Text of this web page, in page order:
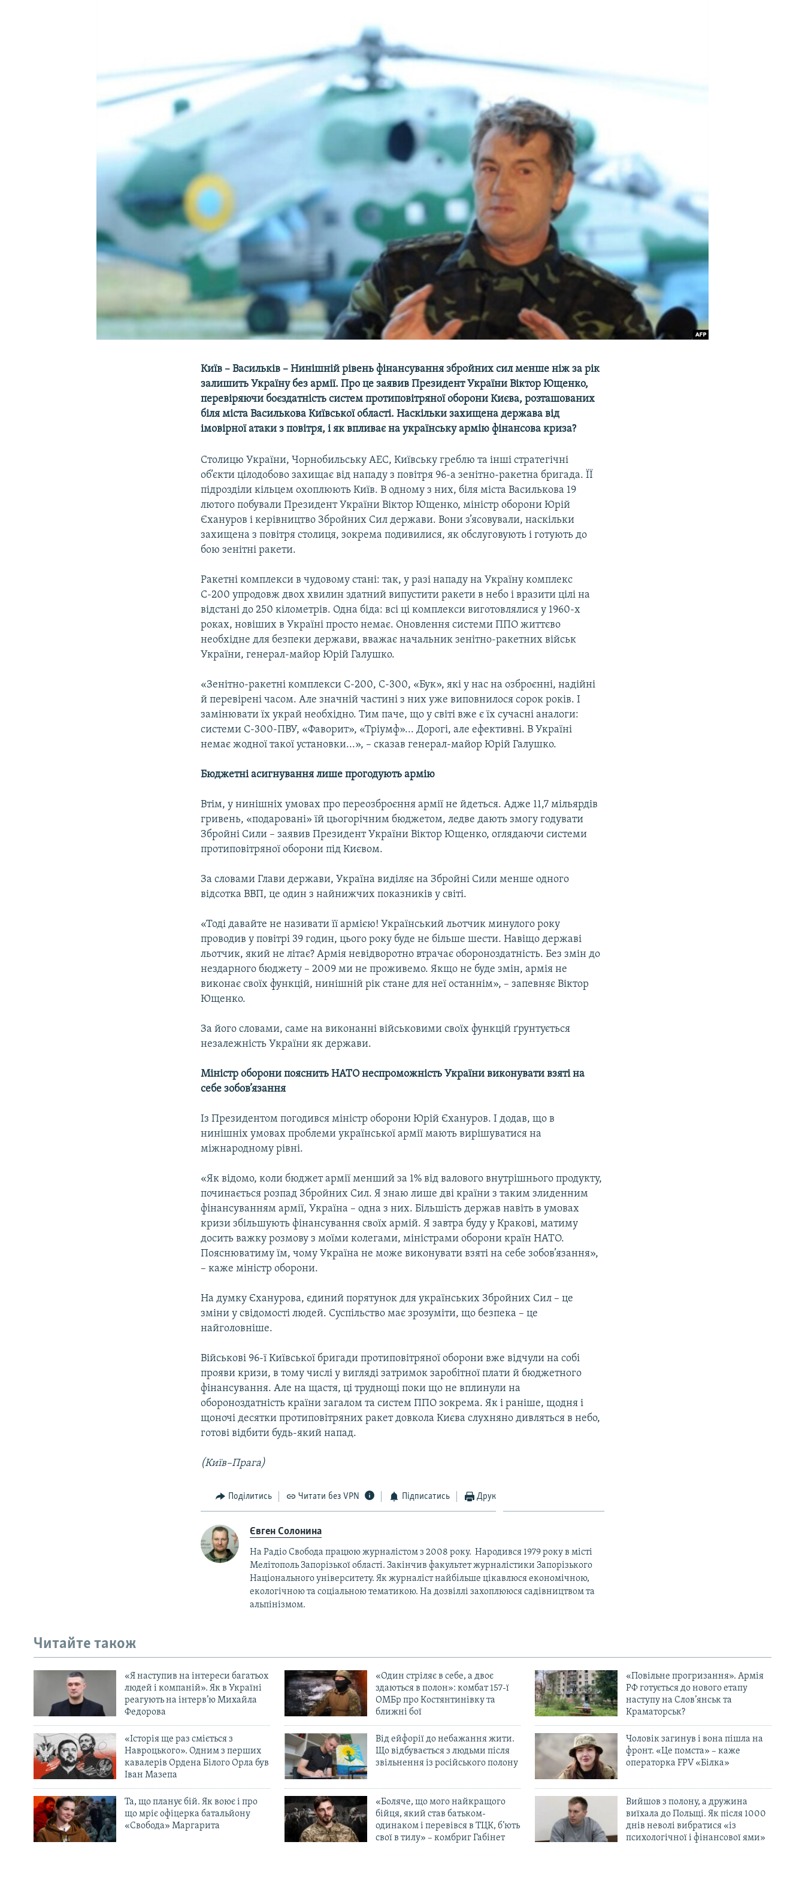
Київ – Васильків – Нинішній рівень фінансування збройних сил менше ніж за рік
залишить Україну без армії. Про це заявив Президент України Віктор Ющенко,
перевіряючи боєздатність систем протиповітряної оборони Києва, розташованих
біля міста Василькова Київської області. Наскільки захищена держава від
імовірної атаки з повітря, і як впливає на українську армію фінансова криза?
Столицю України, Чорнобильську АЕС, Київську греблю та інші стратегічні
об’єкти цілодобово захищає від нападу з повітря 96-а зенітно-ракетна бригада. ЇЇ
підрозділи кільцем охоплюють Київ. В одному з них, біля міста Василькова 19
лютого побували Президент України Віктор Ющенко, міністр оборони Юрій
Єхануров і керівництво Збройних Сил держави. Вони з’ясовували, наскільки
захищена з повітря столиця, зокрема подивилися, як обслуговують і готують до
бою зенітні ракети.
Ракетні комплекси в чудовому стані: так, у разі нападу на Україну комплекс
С-200 упродовж двох хвилин здатний випустити ракети в небо і вразити цілі на
відстані до 250 кілометрів. Одна біда: всі ці комплекси виготовлялися у 1960-х
роках, новіших в Україні просто немає. Оновлення системи ППО життєво
необхідне для безпеки держави, вважає начальник зенітно-ракетних військ
України, генерал-майор Юрій Галушко.
«Зенітно-ракетні комплекси С-200, С-300, «Бук», які у нас на озброєнні, надійні
й перевірені часом. Але значній частині з них уже виповнилося сорок років. І
замінювати їх украй необхідно. Тим паче, що у світі вже є їх сучасні аналоги:
системи С-300-ПВУ, «Фаворит», «Тріумф»... Дорогі, але ефективні. В Україні
немає жодної такої установки...», – сказав генерал-майор Юрій Галушко.
Бюджетні асигнування лише прогодують армію
Втім, у нинішніх умовах про переозброєння армії не йдеться. Адже 11,7 мільярдів
гривень, «подаровані» їй цьогорічним бюджетом, ледве дають змогу годувати
Збройні Сили – заявив Президент України Віктор Ющенко, оглядаючи системи
протиповітряної оборони під Києвом.
За словами Глави держави, Україна виділяє на Збройні Сили менше одного
відсотка ВВП, це один з найнижчих показників у світі.
«Тоді давайте не називати її армією! Український льотчик минулого року
проводив у повітрі 39 годин, цього року буде не більше шести. Навіщо державі
льотчик, який не літає? Армія невідворотно втрачає обороноздатність. Без змін до
нездарного бюджету – 2009 ми не проживемо. Якщо не буде змін, армія не
виконає своїх функцій, нинішній рік стане для неї останнім», – запевняє Віктор
Ющенко.
За його словами, саме на виконанні військовими своїх функцій ґрунтується
незалежність України як держави.
Міністр оборони пояснить НАТО неспроможність України виконувати взяті на
себе зобов’язання
Із Президентом погодився міністр оборони Юрій Єхануров. І додав, що в
нинішніх умовах проблеми української армії мають вирішуватися на
міжнародному рівні.
«Як відомо, коли бюджет армії менший за 1% від валового внутрішнього продукту,
починається розпад Збройних Сил. Я знаю лише дві країни з таким злиденним
фінансуванням армії, Україна – одна з них. Більшість держав навіть в умовах
кризи збільшують фінансування своїх армій. Я завтра буду у Кракові, матиму
досить важку розмову з моїми колегами, міністрами оборони країн НАТО.
Пояснюватиму їм, чому Україна не може виконувати взяті на себе зобов’язання»,
– каже міністр оборони.
На думку Єханурова, єдиний порятунок для українських Збройних Сил – це
зміни у свідомості людей. Суспільство має зрозуміти, що безпека – це
найголовніше.
Військові 96-ї Київської бригади протиповітряної оборони вже відчули на собі
прояви кризи, в тому числі у вигляді затримок заробітної плати й бюджетного
фінансування. Але на щастя, ці труднощі поки що не вплинули на
обороноздатність країни загалом та систем ППО зокрема. Як і раніше, щодня і
щоночі десятки протиповітряних ракет довкола Києва слухняно дивляться в небо,
готові відбити будь-який напад.
(Київ–Прага)
Поділитись Читати без VPN Підписатись Друк
Євген Солонина
На Радіо Свобода працюю журналістом з 2008 року. Народився 1979 року в місті
Мелітополь Запорізької області. Закінчив факультет журналістики Запорізького
Національного університету. Як журналіст найбільше цікавлюся економічною,
екологічною та соціальною тематикою. На дозвіллі захоплююся садівництвом та
альпінізмом.
Читайте також
«Я наступив на інтереси багатьох
людей і компаній». Як в Україні
реагують на інтерв’ю Михайла
Федорова
«Один стріляє в себе, а двоє
здаються в полон»: комбат 157-ї
ОМБр про Костянтинівку та
ближні бої
«Повільне прогризання». Армія
РФ готується до нового етапу
наступу на Слов’янськ та
Краматорськ?
«Історія ще раз сміється з
Навроцького». Одним з перших
кавалерів Ордена Білого Орла був
Іван Мазепа
Від ейфорії до небажання жити.
Що відбувається з людьми після
звільнення із російського полону
Чоловік загинув і вона пішла на
фронт. «Це помста» – каже
операторка FPV «Білка»
Та, що планує бій. Як воює і про
що мріє офіцерка батальйону
«Свобода» Маргарита
«Боляче, що мого найкращого
бійця, який став батьком-
одинаком і перевівся в ТЦК, б’ють
свої в тилу» – комбриг Габінет
Вийшов з полону, а дружина
виїхала до Польщі. Як після 1000
днів неволі вибратися «із
психологічної і фінансової ями»